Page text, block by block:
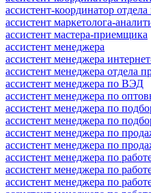
ассистент-координатор
ассистент маркетолога-
ассистент мастера-приемщика
ассистент менеджера
ассистент менеджера
ассистент менеджера отдела
ассистент менеджера по ВЭД
ассистент менеджера по
ассистент менеджера по
ассистент менеджера по
ассистент менеджера по
ассистент менеджера по
ассистент менеджера по
ассистент менеджера по
ассистент менеджера по